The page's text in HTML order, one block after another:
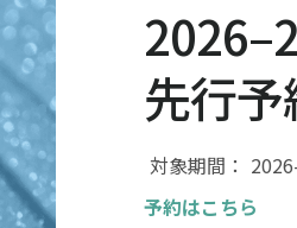
先行予
対象期間：
予約はこちら